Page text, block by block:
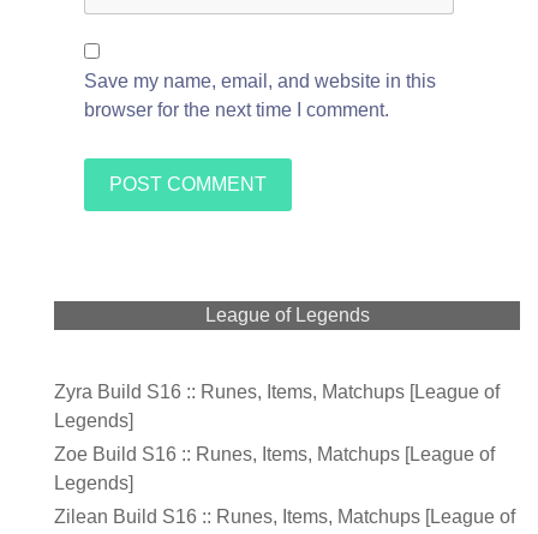
Save my name, email, and website in this
browser for the next time I comment.
League of Legends
Zyra Build S16 :: Runes, Items, Matchups [League of
Legends]
Zoe Build S16 :: Runes, Items, Matchups [League of
Legends]
Zilean Build S16 :: Runes, Items, Matchups [League of